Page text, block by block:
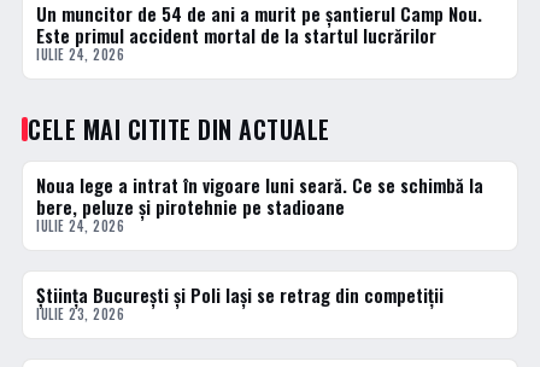
ACTUALE
Un muncitor de 54 de ani a murit pe șantierul Camp Nou.
Este primul accident mortal de la startul lucrărilor
IULIE 24, 2026
CELE MAI CITITE DIN ACTUALE
1 · TOP
Noua lege a intrat în vigoare luni seară. Ce se schimbă la
bere, peluze și pirotehnie pe stadioane
IULIE 24, 2026
2 · TOP
Știința București și Poli Iași se retrag din competiții
IULIE 23, 2026